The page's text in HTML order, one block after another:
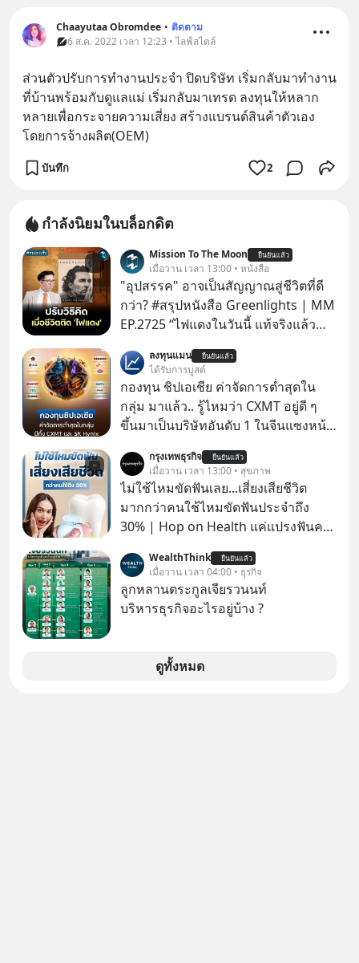
Chaayutaa Obromdee • ติดตาม
6 ส.ค. 2022 เวลา 12:23 • ไลฟ์สไตล์
ส่วนตัวปรับการทำงานประจำ ปิดบริษัท เริ่มกลับมาทำงาน
ที่บ้านพร้อมกับดูแลแม่ เริ่มกลับมาเทรด ลงทุนให้หลาก
หลายเพื่อกระจายความเสี่ยง สร้างแบรนด์สินค้าตัวเอง
โดยการจ้างผลิต(OEM)
บันทึก 2
กำลังนิยมในบล็อกดิต
Mission To The Moon ยืนยันแล้ว
เมื่อวาน เวลา 13:00 • หนังสือ
"อุปสรรค" อาจเป็นสัญญาณสู่ชีวิตที่ดี
กว่า? #สรุปหนังสือ Greenlights | MM
EP.2725 “ไฟแดงในวันนี้ แท้จริงแล้ว
เปลี่ยนสี” McConaughey ดาราดาวรุ่ง
ในยุคหนึ่ง เคยปฏิเสธเงินค่าตัวหนังรอม
คอมที่สูงถึง 14.5 ล้านดอลลาร์ (หรือ
ราว 500 ล้านบาท) เพียงเพราะเขาไม่
ตามมาคือ โทรศัพท์ของเขากลายเป็น
ความเงียบสนิทนานถึง 14 เดือนเต็ม แต่
ความเงียบและ "ไฟแดง" ในวันนั้นกลับ
กลายเป็นการถอยหลังเพื่อตั้งหลัก จนส่ง
ให้เขาก้าวขึ้นไปยืนถือรางวัลออสการ์
ในบทบาทที่เปลี่ยนชีวิตเขาไปตลอดกาล
ใน MM EP. นี้ เราจะมาร่วมถอดรหัส
และปรับวิธีคิดกันว่า Greenlight (ไฟ
เขียว) จะสร้างมันขึ้นมาล่วงหน้าด้วย
สัญญาณเตือน และชะลอตัวอย่างมีสติ
ลงทุนแมน ยืนยันแล้ว
ได้รับการบูสต์
กองทุน ชิปเอเชีย ค่าจัดการต่ำสุดใน
กลุ่ม มาแล้ว.. รู้ไหมว่า CXMT อยู่ดี ๆ
ขึ้นมาเป็นบริษัทอันดับ 1 ในจีนแซงหน้า
บริษัทอันดับ 1 ในไต้หวันมานานแล้ว
กรุงเทพธุรกิจ ยืนยันแล้ว
เมื่อวาน เวลา 13:00 • สุขภาพ
ไม่ใช้ไหมขัดฟันเลย...เสี่ยงเสียชีวิต
มากกว่าคนใช้ไหมขัดฟันประจำถึง
30% | Hop on Health แค่แปรงฟันคง
อายุ 5,000 คน มีข้อมูลที่น่าสนใจเกี่ยว
กับโรคต่างๆที่เกิดจากการไม่ใช้ไหมขัด
ฟันเป็นประจำ เสี่ยงเกิดโรคนำไปสู่การ
เสียชีวิต...อะไรคือสาเหตุติดตามได้ใน
WealthThink ยืนยันแล้ว
เมื่อวาน เวลา 04:00 • ธุรกิจ
ลูกหลานตระกูลเจียรวนนท์
บริหารธุรกิจอะไรอยู่บ้าง ?
ดูทั้งหมด